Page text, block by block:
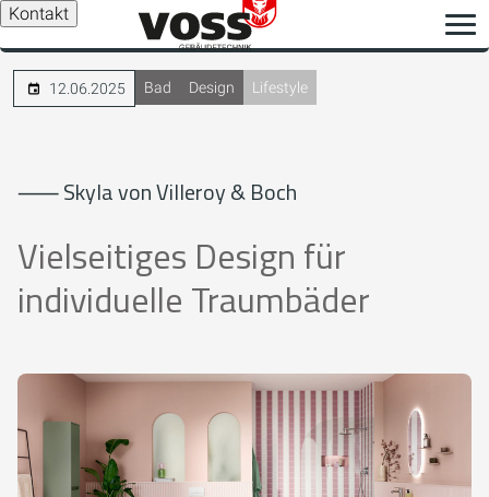
Kontakt
12.06.2025 Bad Design Lifestyle
⸺ Skyla von Villeroy & Boch
Vielseitiges Design für
individuelle Traumbäder